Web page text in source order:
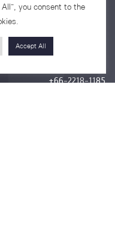
+66-2218-1185
you consent to the
Accept All